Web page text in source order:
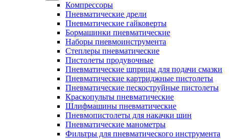
Компрессоры
Пневматические дрели
Пневматические гайковерты
Бормашинки пневматические
Наборы пневмоинструмента
Степлеры пневматические
Пистолеты продувочные
Пневматические шприцы для подачи смазки
Пневматические картриджные пистолеты
Пневматические пескоструйные пистолеты
Краскопульты пневматические
Шлифмашины пневматические
Пневмопистолеты для накачки шин
Пневматические манометры
Фильтры для пневматического инструмента